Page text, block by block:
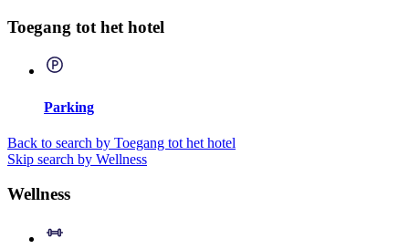
Toegang tot het hotel
Parking
Back to search by Toegang tot het hotel
Skip search by Wellness
Wellness